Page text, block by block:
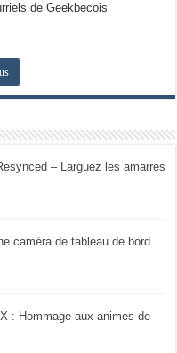
de Geekbecois
– Larguez les amarres
caméra de tableau de bord
: Hommage aux animes de